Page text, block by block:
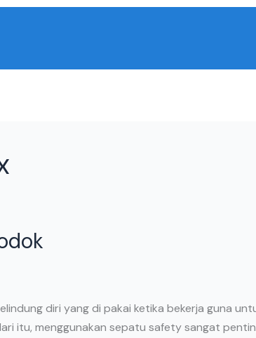
diri yang di pakai ketika bekerja guna
itu, menggunakan sepatu safety sangat